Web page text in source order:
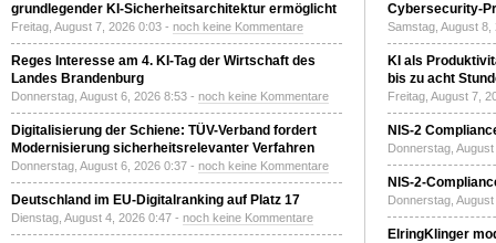
grundlegender KI-Sicherheitsarchitektur ermöglicht
Freitag, August 7, 2026 0:03 - noch keine Kommentare
Reges Interesse am 4. KI-Tag der Wirtschaft des
Landes Brandenburg
Donnerstag, August 6, 2026 8:53 - noch keine Kommentare
Digitalisierung der Schiene: TÜV-Verband fordert
Modernisierung sicherheitsrelevanter Verfahren
Donnerstag, August 6, 2026 0:37 - noch keine Kommentare
Deutschland im EU-Digitalranking auf Platz 17
Dienstag, August 4, 2026 0:47 - noch keine Kommentare
Cybersecurity-
Samstag, August
KI als
bis zu acht
Freitag, August 7,
NIS-2
Donnerstag,
NIS-2-
Donnerstag,
ElringKlinger